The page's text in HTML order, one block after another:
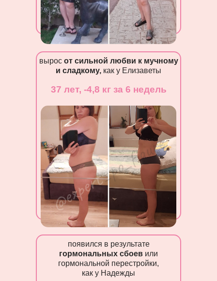
вырос от сильной любви к мучному
и сладкому, как у Елизаветы
появился в результате
гормональных сбоев или
гормональной перестройки,
как у Надежды
37 лет, -4,8 кг за 6 недель